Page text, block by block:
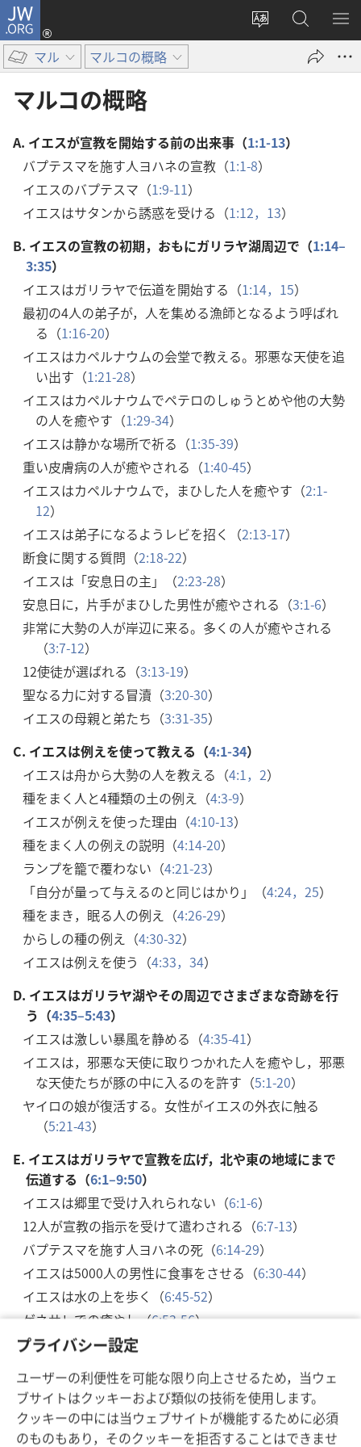
プライバシー設定
ユーザーの利便性を可能な限り向上させるため，当ウェ
ブサイトはクッキーおよび類似の技術を使用します。
クッキーの中には当ウェブサイトが機能するために必須
のものもあり，そのクッキーを拒否することはできませ
JW.ORG
サ
ト
を
変
る
ロ
グ
ン
タ
ブ
開
JW.ORG
の
検
メ
を
マル マルコの概略
マルコの概略
A. イエスが宣教を開始する前の出来事（1:1-13）
バプテスマを施す人ヨハネの宣教（1:1-8）
イエスのバプテスマ（1:9-11）
イエスはサタンから誘惑を受ける（1:12，13）
B. イエスの宣教の初期，おもにガリラヤ湖周辺で（1:14–
3:35）
イエスはガリラヤで伝道を開始する（1:14，15）
最初の4人の弟子が，人を集める漁師となるよう呼ばれ
る（1:16-20）
イエスはカペルナウムの会堂で教える。邪悪な天使を追
い出す（1:21-28）
イエスはカペルナウムでペテロのしゅうとめや他の大勢
の人を癒やす（1:29-34）
イエスは静かな場所で祈る（1:35-39）
重い皮膚病の人が癒やされる（1:40-45）
イエスはカペルナウムで，まひした人を癒やす（2:1-
12）
イエスは弟子になるようレビを招く（2:13-17）
断食に関する質問（2:18-22）
イエスは「安息日の主」（2:23-28）
安息日に，片手がまひした男性が癒やされる（3:1-6）
非常に大勢の人が岸辺に来る。多くの人が癒やされる
（3:7-12）
12使徒が選ばれる（3:13-19）
聖なる力に対する冒瀆（3:20-30）
イエスの母親と弟たち（3:31-35）
C. イエスは例えを使って教える（4:1-34）
イエスは舟から大勢の人を教える（4:1，2）
種をまく人と4種類の土の例え（4:3-9）
イエスが例えを使った理由（4:10-13）
種をまく人の例えの説明（4:14-20）
ランプを籠で覆わない（4:21-23）
「自分が量って与えるのと同じはかり」（4:24，25）
種をまき，眠る人の例え（4:26-29）
からしの種の例え（4:30-32）
イエスは例えを使う（4:33，34）
D. イエスはガリラヤ湖やその周辺でさまざまな奇跡を行
う（4:35–5:43）
イエスは激しい暴風を静める（4:35-41）
イエスは，邪悪な天使に取りつかれた人を癒やし，邪悪
な天使たちが豚の中に入るのを許す（5:1-20）
ヤイロの娘が復活する。女性がイエスの外衣に触る
（5:21-43）
E. イエスはガリラヤで宣教を広げ，北や東の地域にまで
伝道する（6:1–9:50）
イエスは郷里で受け入れられない（6:1-6）
12人が宣教の指示を受けて遣わされる（6:7-13）
バプテスマを施す人ヨハネの死（6:14-29）
イエスは5000人の男性に食事をさせる（6:30-44）
イエスは水の上を歩く（6:45-52）
ゲネサレでの癒やし（6:53-56）
人間の伝統の偽善が暴かれる（
汚れは心から出てくる（
7:14-23
）
イエスはシリアのフェニキアの女性の娘を癒やす（7:24-
30）
イエスはデカポリスで耳が聞こえない人を癒やす（7:31-